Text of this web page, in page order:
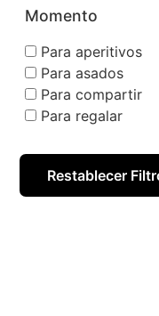
Momento
Para aperitivos
Para asados
Para compartir
Para regalar
Restablecer